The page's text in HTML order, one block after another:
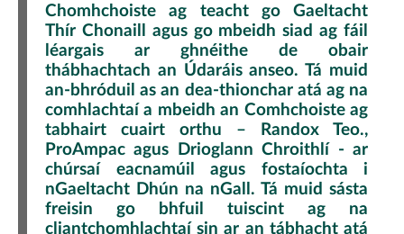
Chomhchoiste ag teacht go Gaeltacht
Thír Chonaill agus go mbeidh siad ag fáil
léargais ar ghnéithe de obair
thábhachtach an Údaráis anseo. Tá muid
an-bhróduil as an dea-thionchar atá ag na
comhlachtaí a mbeidh an Comhchoiste ag
tabhairt cuairt orthu – Randox Teo.,
ProAmpac agus Drioglann Chroithlí - ar
chúrsaí eacnamúil agus fostaíochta i
nGaeltacht Dhún na nGall. Tá muid sásta
freisin go bhfuil tuiscint ag na
cliantchomhlachtaí sin ar an tábhacht atá